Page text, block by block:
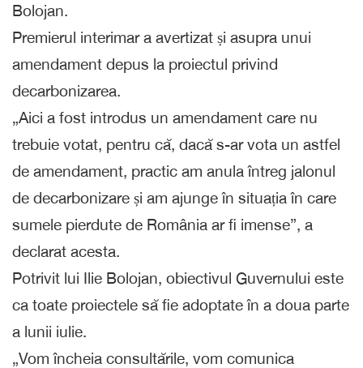
Bolojan.
Premierul interimar a avertizat și asupra unui
amendament depus la proiectul privind
decarbonizarea.
„Aici a fost introdus un amendament care nu
trebuie votat, pentru că, dacă s-ar vota un astfel
de amendament, practic am anula întreg jalonul
de decarbonizare și am ajunge în situația în care
sumele pierdute de România ar fi imense”, a
declarat acesta.
Potrivit lui Ilie Bolojan, obiectivul Guvernului este
ca toate proiectele să fie adoptate în a doua parte
a lunii iulie.
„Vom încheia consultările, vom comunica